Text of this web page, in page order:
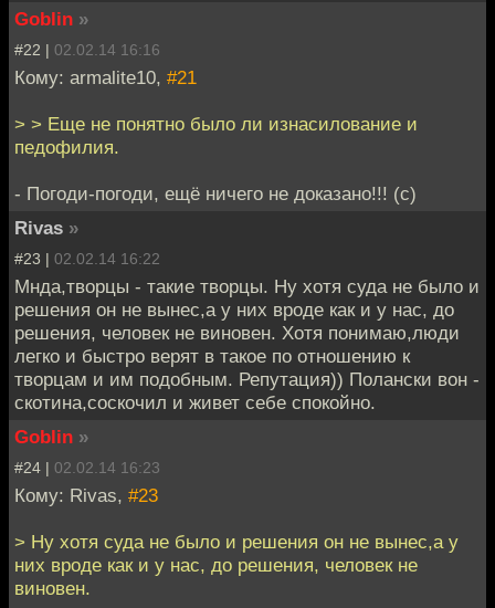
Goblin »
#22 | 02.02.14 16:16
Кому: armalite10, #21
> > Еще не понятно было ли изнасилование и
педофилия.
- Погоди-погоди, ещё ничего не доказано!!! (с)
Rivas »
#23 | 02.02.14 16:22
Мнда,творцы - такие творцы. Ну хотя суда не было и
решения он не вынес,а у них вроде как и у нас, до
решения, человек не виновен. Хотя понимаю,люди
легко и быстро верят в такое по отношению к
творцам и им подобным. Репутация)) Полански вон -
скотина,соскочил и живет себе спокойно.
Goblin »
#24 | 02.02.14 16:23
Кому: Rivas, #23
> Ну хотя суда не было и решения он не вынес,а у
них вроде как и у нас, до решения, человек не
виновен.